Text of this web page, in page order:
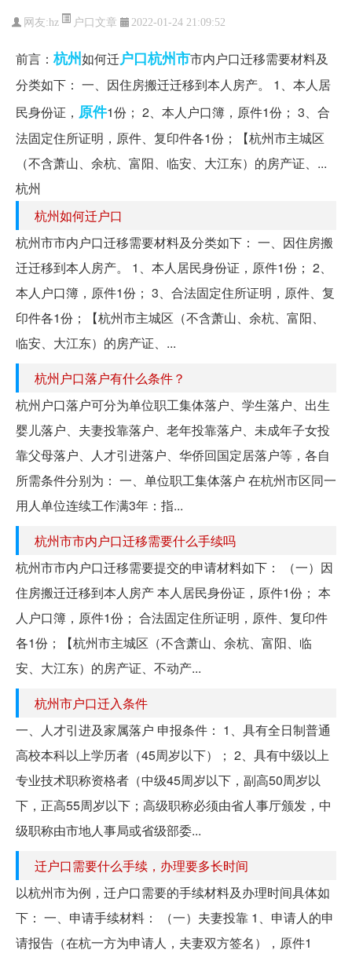
网友:hz 户口文章 2022-01-24 21:09:52
前言：杭州如何迁户口杭州市市内户口迁移需要材料及
分类如下： 一、因住房搬迁迁移到本人房产。 1、本人居
民身份证， 原件1份； 2、本人户口簿，原件1份； 3、合
法固定住所证明，原件、复印件各1份；【杭州市主城区
（不含萧山、余杭、富阳、临安、大江东）的房产证、...
杭州
杭州如何迁户口
杭州市市内户口迁移需要材料及分类如下： 一、因住房搬
迁迁移到本人房产。 1、本人居民身份证，原件1份； 2、
本人户口簿，原件1份； 3、合法固定住所证明，原件、复
印件各1份；【杭州市主城区（不含萧山、余杭、富阳、
临安、大江东）的房产证、...
杭州户口落户有什么条件？
杭州户口落户可分为单位职工集体落户、学生落户、出生
婴儿落户、夫妻投靠落户、老年投靠落户、未成年子女投
靠父母落户、人才引进落户、华侨回国定居落户等，各自
所需条件分别为： 一、单位职工集体落户 在杭州市区同一
用人单位连续工作满3年：指...
杭州市市内户口迁移需要什么手续吗
杭州市市内户口迁移需要提交的申请材料如下： （一）因
住房搬迁迁移到本人房产 本人居民身份证，原件1份； 本
人户口簿，原件1份； 合法固定住所证明，原件、复印件
各1份；【杭州市主城区（不含萧山、余杭、富阳、临
安、大江东）的房产证、不动产...
杭州市户口迁入条件
一、人才引进及家属落户 申报条件： 1、具有全日制普通
高校本科以上学历者（45周岁以下）； 2、具有中级以上
专业技术职称资格者（中级45周岁以下，副高50周岁以
下，正高55周岁以下；高级职称必须由省人事厅颁发，中
级职称由市地人事局或省级部委...
迁户口需要什么手续，办理要多长时间
以杭州市为例，迁户口需要的手续材料及办理时间具体如
下： 一、申请手续材料： （一）夫妻投靠 1、申请人的申
请报告（在杭一方为申请人，夫妻双方签名），原件1